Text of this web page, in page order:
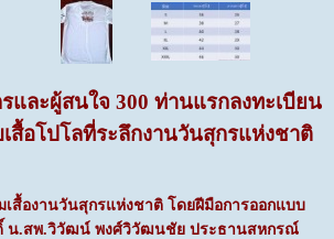
รและผู้สนใจ 300 ท่านแรกลงทะเบียน
สื้อโปโลที่ระลึกงานวันสุกรแห่งชาติ
เสื้องานวันสุกรแห่งชาติ โดยฝีมือการออกแบบ
น.สพ.วิวัฒน์ พงศ์วิวัฒนชัย ประธานสหกรณ์